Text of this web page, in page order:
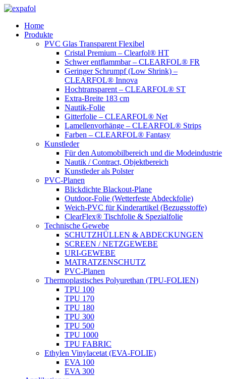
Zum
springenHome
Produkte
PVC Glas Transparent Flexibel
Cristal Premium – Clearfol® HT
Schwer entflammbar – CLEARFOL® FR
Geringer Schrumpf (Low Shrink) –
CLEARFOL® Innova
Hochtransparent – CLEARFOL® ST
Extra-Breite 183 cm
Nautik-Folie
Gitterfolie – CLEARFOL® Net
Lamellenvorhänge – CLEARFOL® Strips
Farben – CLEARFOL® Fantasy
Kunstleder
Für den Automobilbereich und die Modeindustrie
Nautik / Contract, Objektbereich
Kunstleder als Polster
PVC-Planen
Blickdichte Blackout-Plane
Outdoor-Folie (Wetterfeste Abdeckfolie)
Weich-PVC für Kinderartikel (Bezugsstoffe)
ClearFlex® Tischfolie & Spezialfolie
Technische Gewebe
SCHUTZHÜLLEN & ABDECKUNGEN
SCREEN / NETZGEWEBE
URI-GEWEBE
MATRATZENSCHUTZ
PVC-Planen
Thermoplastisches Polyurethan (TPU-FOLIEN)
TPU 100
TPU 170
TPU 180
TPU 300
TPU 500
TPU 1000
TPU FABRIC
Ethylen Vinylacetat (EVA-FOLIE)
EVA 100
EVA 300